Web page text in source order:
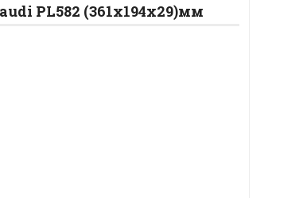
PL582 (361x194x29)мм